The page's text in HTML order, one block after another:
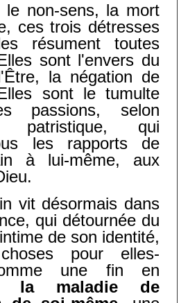
non-sens, la mort
ces trois détresses
résument toutes
sont l'envers du
la négation de
sont le tumulte
passions, selon
patristique, qui
les rapports de
à lui-même, aux
vit désormais dans
qui détournée du
de son identité,
pour elles-
une fin en
la maladie de